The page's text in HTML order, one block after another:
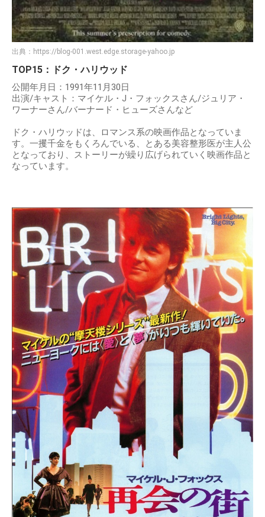
出典： https://blog-001.west.edge.storage-yahoo.jp
TOP15：ドク・ハリウッド
公開年月日：1991年11月30日
出演/キャスト：マイケル・J・フォックスさん/ジュリア・
ワーナーさん/バーナード・ヒューズさんなど
ドク・ハリウッドは、ロマンス系の映画作品となっていま
す。一攫千金をもくろんでいる、とある美容整形医が主人公
となっており、ストーリーが繰り広げられていく映画作品と
なっています。